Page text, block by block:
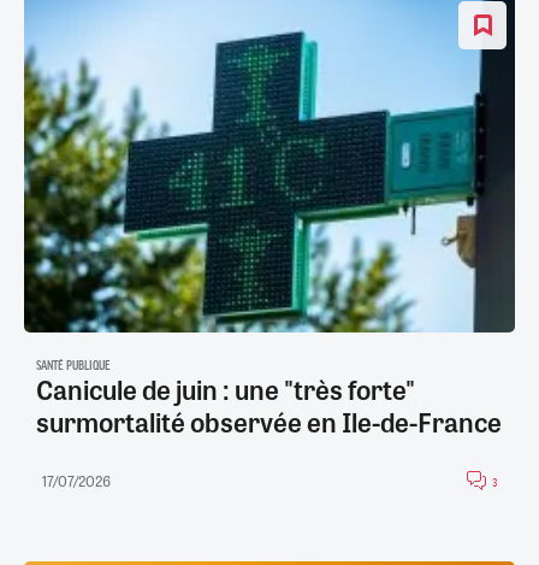
SANTÉ PUBLIQUE
Canicule de juin : une "très forte"
surmortalité observée en Ile-de-France
17/07/2026 3